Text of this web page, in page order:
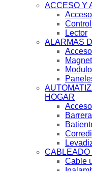
ACCESO Y
Lector
ALARMAS
HOGAR
Barrera
CABLEADO
Cable